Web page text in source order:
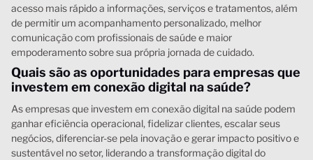
acesso mais rápido a informações, serviços e tratamentos, além
de permitir um acompanhamento personalizado, melhor
comunicação com profissionais de saúde e maior
empoderamento sobre sua própria jornada de cuidado.
Quais são as oportunidades para empresas que
investem em conexão digital na saúde?
As empresas que investem em conexão digital na saúde podem
ganhar eficiência operacional, fidelizar clientes, escalar seus
negócios, diferenciar-se pela inovação e gerar impacto positivo e
sustentável no setor, liderando a transformação digital do